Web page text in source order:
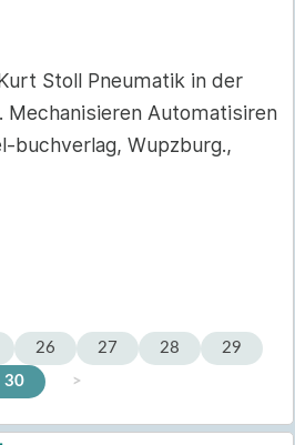
Stoll Pneumatik in der
Mechanisieren Automatisiren
buchverlag, Wupzburg.,
26 27 28
29
30
>